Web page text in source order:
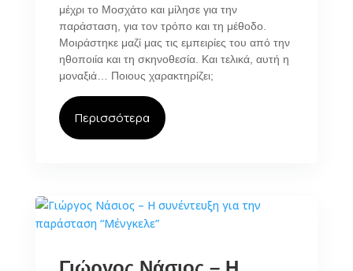
μέχρι το Μοσχάτο και μίλησε για την
παράσταση, για τον τρόπο και τη μέθοδο.
Μοιράστηκε μαζί μας τις εμπειρίες του από την
ηθοποιία και τη σκηνοθεσία. Και τελικά, αυτή η
μοναξιά… Ποιους χαρακτηρίζει;
Περισσότερα